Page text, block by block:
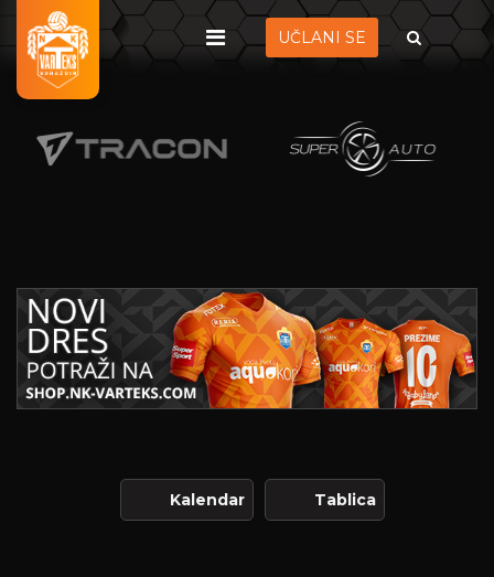
UČLANI SE
Kalendar Tablica